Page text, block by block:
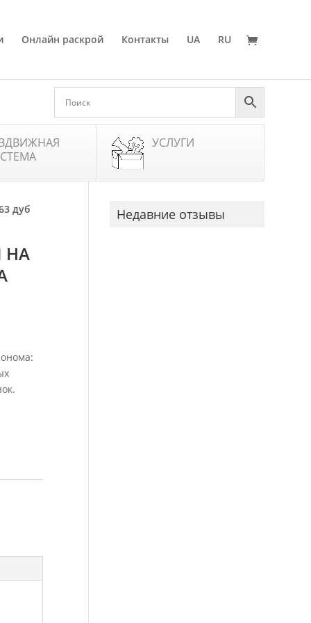
Онлайн раскрой Контакты UA RU
УСЛУГИ
дуб
НА
Недавние отзывы